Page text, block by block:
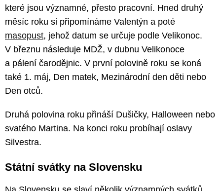
které jsou významné, přesto pracovní. Hned druhý
měsíc roku si připomínáme Valentýn a poté
masopust, jehož datum se určuje podle Velikonoc.
V březnu následuje MDŽ, v dubnu Velikonoce
a pálení čarodějnic. V první polovině roku se koná
také 1. máj, Den matek, Mezinárodní den děti nebo
Den otců.
Druhá polovina roku přináší Dušičky, Halloween nebo
svatého Martina. Na konci roku probíhají oslavy
Silvestra.
Státní svátky na Slovensku